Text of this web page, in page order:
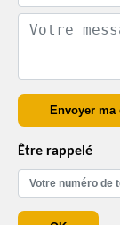
Être rappelé